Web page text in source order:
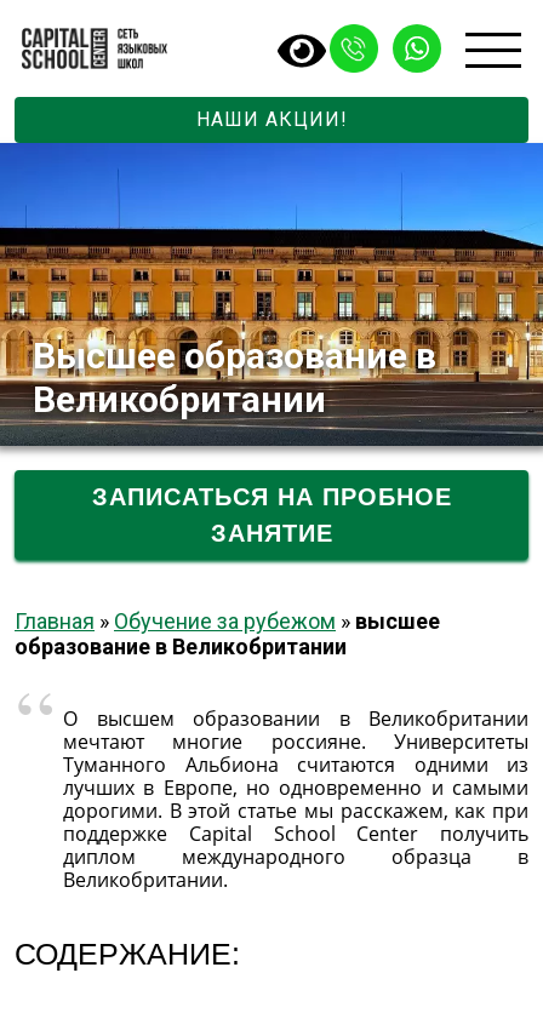
НАШИ АКЦИИ!
Высшее образование в
Великобритании
ЗАПИСАТЬСЯ НА ПРОБНОЕ
ЗАНЯТИЕ
Главная » Обучение за рубежом » высшее
образование в Великобритании
О высшем образовании в Великобритании
мечтают многие россияне. Университеты
Туманного Альбиона считаются одними из
лучших в Европе, но одновременно и самыми
дорогими. В этой статье мы расскажем, как при
поддержке Capital School Center получить
диплом международного образца в
Великобритании.
СОДЕРЖАНИЕ: